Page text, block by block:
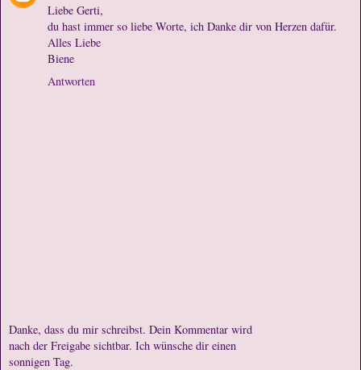
Liebe Gerti,
du hast immer so liebe Worte, ich Danke dir von Herzen dafür.
Alles Liebe
Biene
Antworten
Danke, dass du mir schreibst. Dein Kommentar wird
nach der Freigabe sichtbar. Ich wünsche dir einen
sonnigen Tag.